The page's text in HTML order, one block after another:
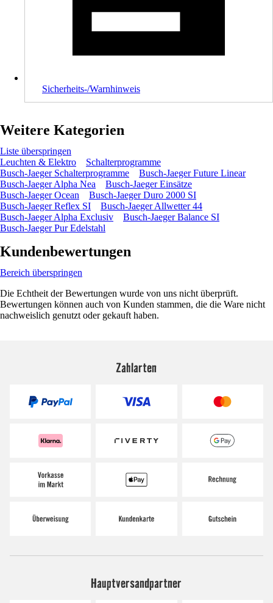
Sicherheits-/Warnhinweis
Weitere Kategorien
Liste überspringen
Leuchten & Elektro
Schalterprogramme
Busch-Jaeger Schalterprogramme
Busch-Jaeger Future Linear
Busch-Jaeger Alpha Nea
Busch-Jaeger Einsätze
Busch-Jaeger Ocean
Busch-Jaeger Duro 2000 SI
Busch-Jaeger Reflex SI
Busch-Jaeger Allwetter 44
Busch-Jaeger Alpha Exclusiv
Busch-Jaeger Balance SI
Busch-Jaeger Pur Edelstahl
Kundenbewertungen
Bereich überspringen
Die Echtheit der Bewertungen wurde von uns nicht überprüft.
Bewertungen können auch von Kunden stammen, die die Ware nicht
nachweislich genutzt oder gekauft haben.
Zahlarten
Hauptversandpartner